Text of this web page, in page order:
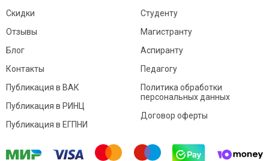
Скидки
Отзывы
Блог
Контакты
Студенту
Магистранту
Аспиранту
Педагогу
Публикация в ВАК
Публикация в РИНЦ
Публикация в ЕГПНИ
Политика обработки
персональных данных
Договор оферты